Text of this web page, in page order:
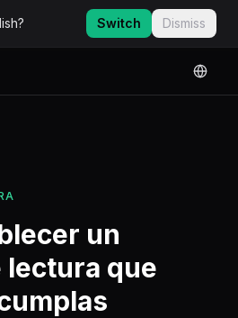
Switch Dismiss
un
lectura que